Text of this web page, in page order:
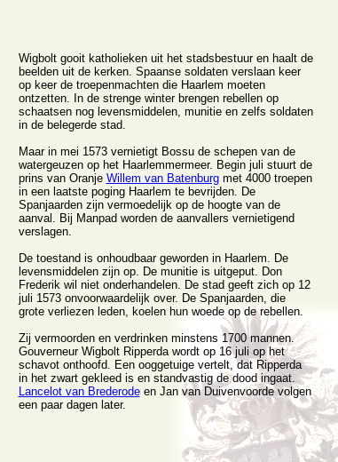
Wigbolt gooit katholieken uit het stadsbestuur en haalt de
beelden uit de kerken. Spaanse soldaten verslaan keer
op keer de troepenmachten die Haarlem moeten
ontzetten. In de strenge winter brengen rebellen op
schaatsen nog levensmiddelen, munitie en zelfs soldaten
in de belegerde stad.
Maar in mei 1573 vernietigt Bossu de schepen van de
watergeuzen op het Haarlemmermeer. Begin juli stuurt de
prins van Oranje Willem van Batenburgmet 4000 troepen
in een laatste poging Haarlem te bevrijden. De
Spanjaarden zijn vermoedelijk op de hoogte van de
aanval. Bij Manpad worden de aanvallers vernietigend
verslagen.
De toestand is onhoudbaar geworden in Haarlem. De
levensmiddelen zijn op. De munitie is uitgeput. Don
Frederik wil niet onderhandelen. De stad geeft zich op 12
juli 1573 onvoorwaardelijk over. De Spanjaarden, die
grote verliezen leden, koelen hun woede op de rebellen.
Zij vermoorden en verdrinken minstens 1700 mannen.
Gouverneur Wigbolt Ripperda wordt op 16 juli op het
schavot onthoofd. Een ooggetuige vertelt, dat Ripperda
in het zwart gekleed is en standvastig de dood ingaat.
Lancelot van Brederodeen Jan van Duivenvoorde volgen
een paar dagen later.